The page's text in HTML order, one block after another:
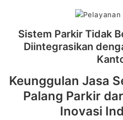
Sistem Parkir Tidak
Diintegrasikan
Keunggulan Jasa
Palang Parkir
Inovasi